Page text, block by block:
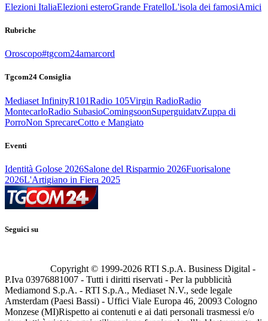
Elezioni ItaliaElezioni esteroGrande FratelloL'isola dei famosiAmici
Rubriche
Oroscopo#tgcom24amarcord
Tgcom24 Consiglia
Mediaset InfinityR101Radio 105Virgin RadioRadio
MontecarloRadio SubasioComingsoonSuperguidatvZuppa di
PorroNon SprecareCotto e Mangiato
Eventi
Identità Golose 2026Salone del Risparmio 2026Fuorisalone
2026L'Artigiano in Fiera 2025
Seguici su
Copyright © 1999-2026 RTI S.p.A. Business Digital -
P.Iva 03976881007 - Tutti i diritti riservati - Per la pubblicità
Mediamond S.p.A. - RTI S.p.A., Mediaset N.V., sede legale
Amsterdam (Paesi Bassi) - Uffici Viale Europa 46, 20093 Cologno
Monzese (MI)Rispetto ai contenuti e ai dati personali trasmessi e/o